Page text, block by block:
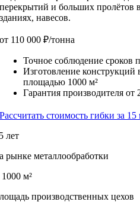
перекрытий и больших
зданиях, навесов.
от 110 000 ₽/тонна
Точное соблюдение сроков
Изготовление конструкций
площадью 1000 м²
Гарантия производителя от
Рассчитать стоимость гибки за
лет
рынке металлообработки
м²
производственных цехов